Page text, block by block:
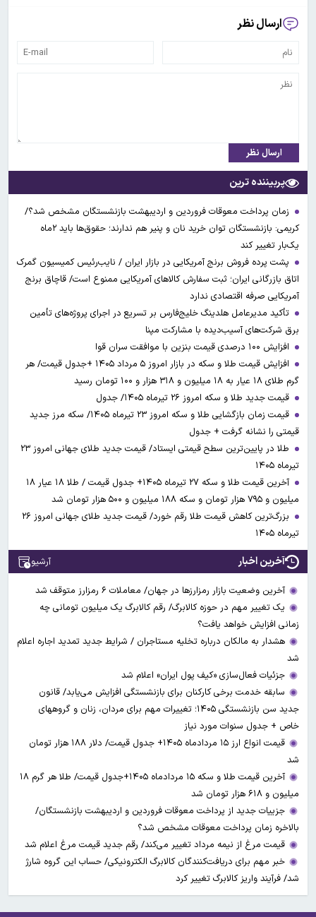
ارسال نظر
ارسال نظر
پربیننده ترین
زمان پرداخت معوقات فروردین و اردیبهشت بازنشستگان مشخص شد؟/
کریمی: بازنشستگان توان خرید نان و پنیر هم ندارند؛ حقوق‌ها باید ۲ماه
یک‌بار تغییر کند
پشت پرده فروش برنج آمریکایی در بازار ایران / نایب‌رئیس کمیسیون گمرک
اتاق بازرگانی ایران؛ ثبت سفارش کالاهای آمریکایی ممنوع است/ قاچاق برنج
آمریکایی صرفه اقتصادی ندارد
تأکید مدیرعامل هلدینگ خلیج‌فارس بر تسریع در اجرای پروژه‌های تأمین
برق شرکت‌های آسیب‌دیده با مشارکت مپنا
افزایش ۱۰۰ درصدی قیمت بنزین با موافقت سران قوا
افزایش قیمت طلا و سکه در بازار امروز ۵ مرداد ۱۴۰۵ +جدول قیمت/ هر
گرم طلای ۱۸ عیار به ۱۸ میلیون و ۳۱۸ هزار و ۱۰۰ تومان رسید
قیمت جدید طلا و سکه امروز ۲۶ تیرماه ۱۴۰۵/ جدول
قیمت زمان بازگشایی طلا و سکه امروز ۲۳ تیرماه ۱۴۰۵/ سکه مرز جدید
قیمتی را نشانه گرفت + جدول
طلا در پایین‌ترین سطح قیمتی ایستاد/ قیمت جدید طلای جهانی امروز ۲۳
تیرماه ۱۴۰۵
آخرین قیمت طلا و سکه ۲۷ تیرماه ۱۴۰۵+ جدول قیمت / طلا ۱۸ عیار ۱۸
میلیون و ۷۹۵ هزار تومان و سکه ۱۸۸ میلیون و ۵۰۰ هزار تومان شد
بزرگ‌ترین کاهش قیمت طلا رقم خورد/ قیمت جدید طلای جهانی امروز ۲۶
تیرماه ۱۴۰۵
آخرین اخبار آرشیو
آخرین وضعیت بازار رمزارزها در جهان/ معاملات ۶ رمزارز متوقف شد
یک تغییر مهم در حوزه کالابرگ/ رقم کالابرگ یک میلیون تومانی چه
زمانی افزایش خواهد یافت؟
هشدار به مالکان درباره تخلیه مستاجران / شرایط جدید تمدید اجاره اعلام
شد
جزئیات فعال‌سازی «کیف پول ایران» اعلام شد
سابقه خدمت برخی کارکنان برای بازنشستگی افزایش می‌یابد/ قانون
جدید سن بازنشستگی ۱۴۰۵؛ تغییرات مهم برای مردان، زنان و گروههای
خاص + جدول سنوات مورد نیاز
قیمت انواع ارز ۱۵ مردادماه ۱۴۰۵+ جدول قیمت/ دلار ۱۸۸ هزار تومان
شد
آخرین قیمت طلا و سکه ۱۵ مردادماه ۱۴۰۵+جدول قیمت/ طلا هر گرم ۱۸
میلیون و ۶۱۸ هزار تومان شد
جزییات جدید از پرداخت معوقات فروردین و اردیبهشت بازنشستگان/
بالاخره زمان پرداخت معوقات مشخص شد؟
قیمت مرغ از نیمه مرداد تغییر می‌کند/ رقم جدید قیمت مرغ اعلام شد
خبر مهم برای دریافت‌کنندگان کالابرگ الکترونیکی/ حساب این گروه شارژ
شد/ فرآیند واریز کالابرگ تغییر کرد